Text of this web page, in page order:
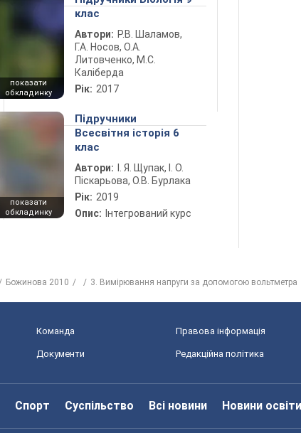
показати
обкладинку
клас
Автори: Р.В. Шаламов,
Г.А. Носов, О.А.
Литовченко, М.С.
Каліберда
Рік: 2017
показати
обкладинку
Підручники
Всесвітня історія 6
клас
Автори:
І. Я. Щупак, І. О.
Піскарьова, О.В. Бурлака
Рік: 2019
Опис: Інтегрований курс
Божинова 2010 3. Вимірювання напруги за допомогою вольтметра
Команда Правова інформація
Документи Редакційна політика
Спорт Суспільство Всі новини Новини освіти